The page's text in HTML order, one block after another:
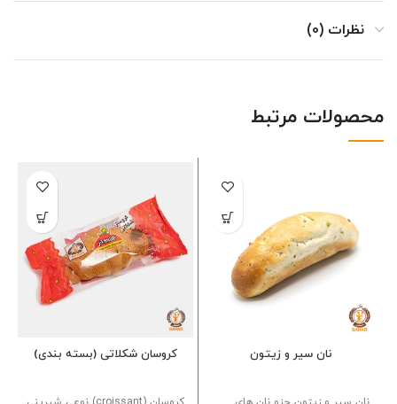
نظرات (0)
محصولات مرتبط
نان سیر و زیتون کروسان شکلاتی (بسته بندی)